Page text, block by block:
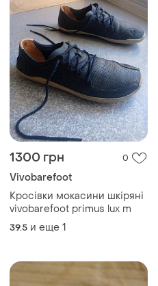
1300 грн 0
Vivobarefoot
Кросівки мокасини шкіряні
vivobarefoot primus lux m
39.5 и еще 1